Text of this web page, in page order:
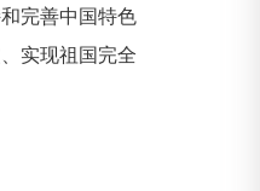
完善中国特色
实现祖国完全